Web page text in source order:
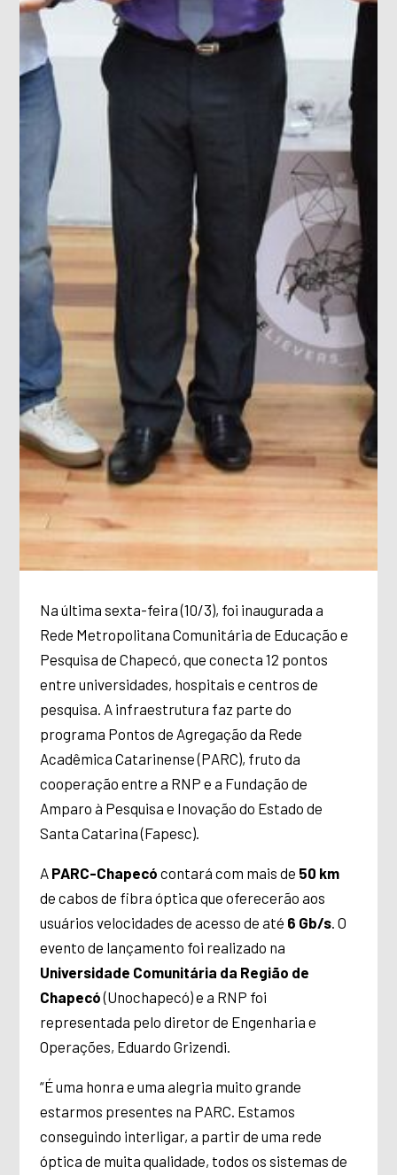
Na última sexta-feira (10/3), foi inaugurada a
Rede Metropolitana Comunitária de Educação e
Pesquisa de Chapecó, que conecta 12 pontos
entre universidades, hospitais e centros de
pesquisa. A infraestrutura faz parte do
programa Pontos de Agregação da Rede
Acadêmica Catarinense (PARC), fruto da
cooperação entre a RNP e a Fundação de
Amparo à Pesquisa e Inovação do Estado de
Santa Catarina (Fapesc).
A PARC-Chapecó contará com mais de 50 km
de cabos de fibra óptica que oferecerão aos
usuários velocidades de acesso de até 6 Gb/s. O
evento de lançamento foi realizado na
Universidade Comunitária da Região de
Chapecó(Unochapecó) e a RNP foi
representada pelo diretor de Engenharia e
Operações, Eduardo Grizendi.
“É uma honra e uma alegria muito grande
estarmos presentes na PARC. Estamos
conseguindo interligar, a partir de uma rede
óptica de muita qualidade, todos os sistemas de